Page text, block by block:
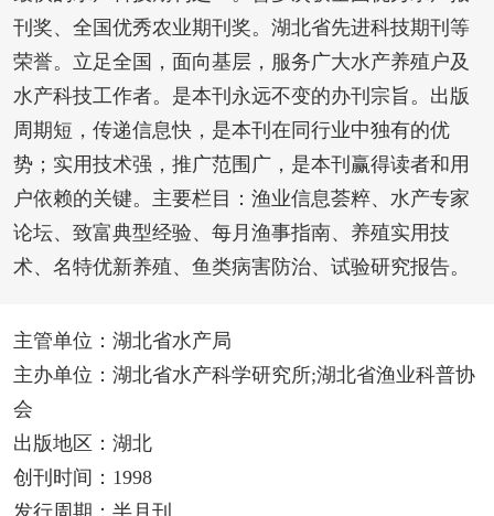
刊奖、全国优秀农业期刊奖。湖北省先进科技期刊等
荣誉。立足全国，面向基层，服务广大水产养殖户及
水产科技工作者。是本刊永远不变的办刊宗旨。出版
周期短，传递信息快，是本刊在同行业中独有的优
势；实用技术强，推广范围广，是本刊赢得读者和用
户依赖的关键。主要栏目：渔业信息荟粹、水产专家
论坛、致富典型经验、每月渔事指南、养殖实用技
术、名特优新养殖、鱼类病害防治、试验研究报告。
主管单位：湖北省水产局
主办单位：湖北省水产科学研究所;湖北省渔业科普协
会
出版地区：湖北
创刊时间：1998